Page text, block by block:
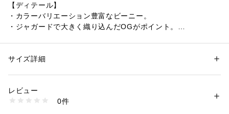
【ディテール】
・カラーバリエーション豊富なビーニー。
・ジャガードで大きく織り込んだOGがポイント。
【XLARGE（エクストララージ）】
完売カラーは「再入荷」登録がオススメ！
再入荷時にメールまたはLINEでお知らせいたします。
性別：メンズ
素材：アクリル100%
商品番号：
101254051007 （ショップ）
サイズ詳細
レビュー
0件